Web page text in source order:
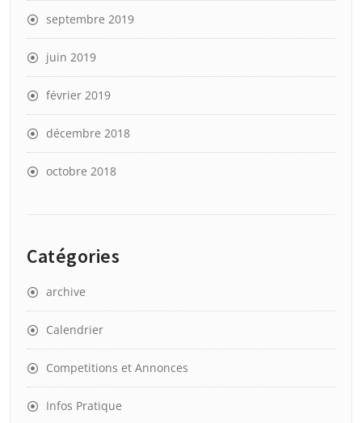
septembre 2019
juin 2019
février 2019
décembre 2018
octobre 2018
Catégories
archive
Calendrier
Competitions et Annonces
Infos Pratique